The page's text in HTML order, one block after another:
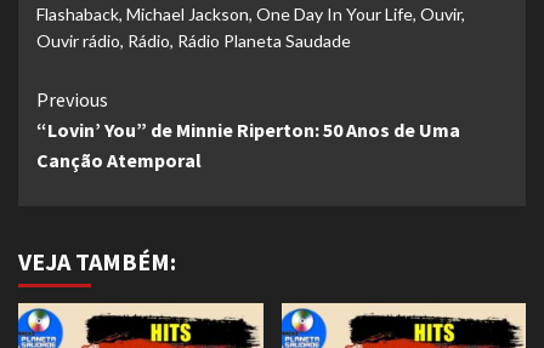
Flashaback, Michael Jackson, One Day In Your Life, Ouvir,
Ouvir rádio, Rádio, Rádio Planeta Saudade
Continue
Reading
Previous
“Lovin’ You” de Minnie Riperton: 50 Anos de Uma
Canção Atemporal
VEJA TAMBÉM: